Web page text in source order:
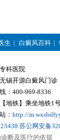
生 | 白癜风百科 |
科医院
锡开源白癜风门诊
：400-969-8336
地铁】乘坐地铁1
： http://
苏公网安备
断及医疗的依据